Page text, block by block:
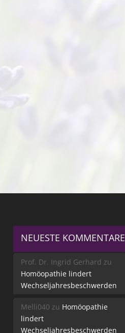
NEUESTE KOMMENTARE
Prof. Dr. Ingrid Gerhard zu
Homöopathie lindert
Wechseljahresbeschwerden
Melli040 zu Homöopathie
lindert
Wechseljahresbeschwerden